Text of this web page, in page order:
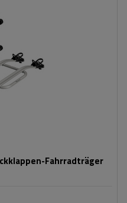
Fahrradträger